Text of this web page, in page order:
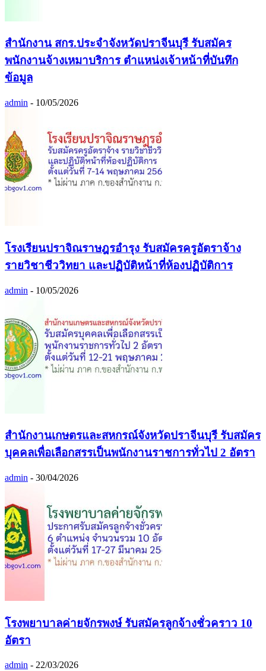
สำนักงาน สกร.ประจำจังหวัดปราจีนบุรี รับสมัคร
พนักงานจ้างเหมาบริการ ตำแหน่งเจ้าหน้าที่บันทึก
ข้อมูล
admin - 10/05/2026
โรงเรียนปราจิณราษฎรอำรุง รับสมัครครูอัตราจ้าง
รายวิชาชีววิทยา และปฏิบัติหน้าที่ห้องปฏิบัติการ
admin - 10/05/2026
สํานักงานเกษตรและสหกรณ์จังหวัดปราจีนบุรี รับสมัคร
บุคคลเพื่อเลือกสรรเป็นพนักงานราชการทั่วไป 2 อัตรา
admin - 30/04/2026
โรงพยาบาลค่ายจักรพงษ์ รับสมัครลูกจ้างชั่วคราว 10
อัตรา
admin - 22/03/2026